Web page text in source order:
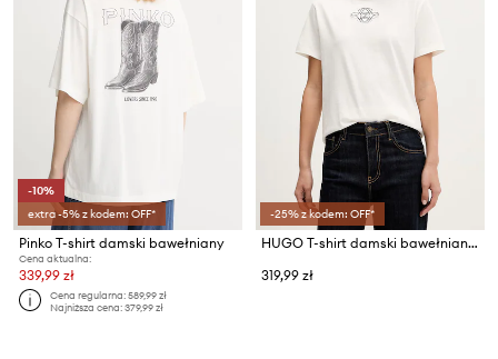
-10%
extra -5% z kodem: OFF*
Pinko T-shirt damski bawełniany
Cena aktualna:
339,99 zł
Cena regularna:589,99 zł
Najniższa cena:379,99 zł
-25% z kodem: OFF*
HUGO T-shirt damski bawełniany Damacia_8
319,99 zł